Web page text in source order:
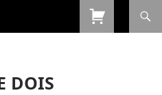
DOIS